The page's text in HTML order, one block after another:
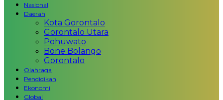
Nasional
Daerah
Kota Gorontalo
Gorontalo Utara
Pohuwato
Bone Bolango
Gorontalo
Olahraga
Pendidikan
Ekonomi
Global